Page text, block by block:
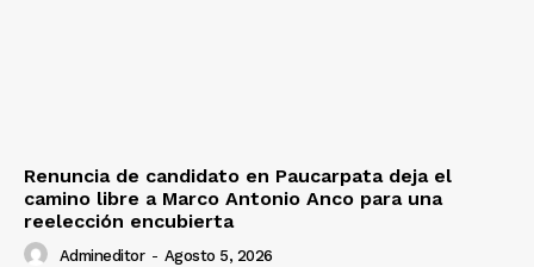
Renuncia de candidato en Paucarpata deja el
camino libre a Marco Antonio Anco para una
reelección encubierta
Admineditor - Agosto 5, 2026